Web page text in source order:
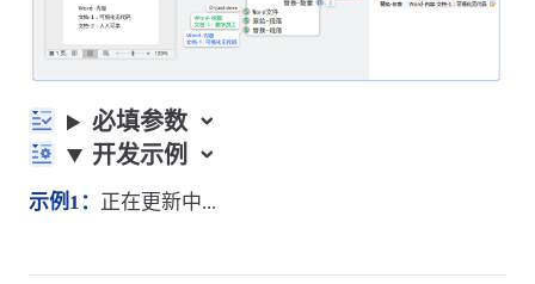
必填参数
开发示例
示例1： 正在更新中...